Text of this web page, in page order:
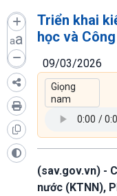
aa
Triển khai
học và
09/03/2026
(sav.gov.vn) -
nước (KTNN),